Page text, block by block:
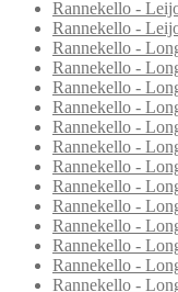
Rannekello -
Rannekello -
Rannekello -
Rannekello -
Rannekello -
Rannekello -
Rannekello -
Rannekello -
Rannekello -
Rannekello -
Rannekello -
Rannekello -
Rannekello -
Rannekello -
Rannekello -